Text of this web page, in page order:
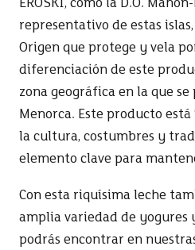
representativo de estas
Origen que protege y vela
diferenciación de este
zona geográfica en la que
Menorca. Este producto
la cultura, costumbres y
elemento clave para
Con esta riquísima leche
amplia variedad de yogures
podrás encontrar en